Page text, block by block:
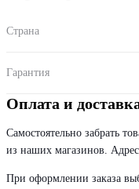
Страна
Гарантия
Оплата и
Самостоятельно забрать
из наших магазинов.
При оформлении заказа